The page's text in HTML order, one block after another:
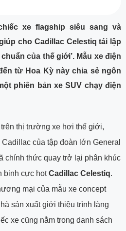
xe flagship siêu sang và
cho Cadillac Celestiq tái lập
của thế giới’. Mẫu xe điện
từ Hoa Kỳ này chia sẻ ngôn
phiên bản xe SUV chạy điện
thị trường xe hơi thế giới,
của tập đoàn lớn General
chính thức quay trở lại phân khúc
binh cực hotCadillac Celestiq.
mại của mẫu xe concept
sản xuất giới thiệu trình làng
xe cũng nằm trong danh sách